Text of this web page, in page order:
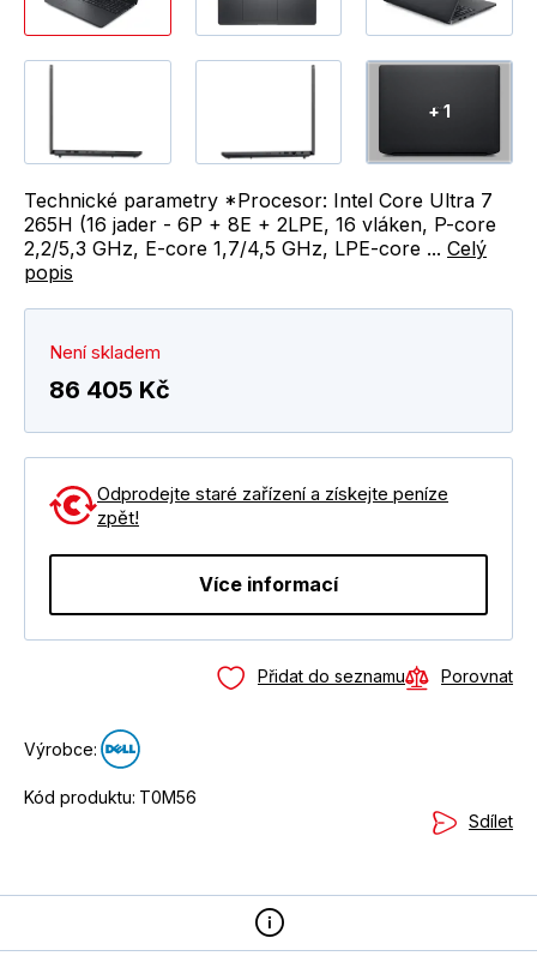
+ 1
Technické parametry *Procesor: Intel Core Ultra 7
265H (16 jader - 6P + 8E + 2LPE, 16 vláken, P-core
2,2/5,3 GHz, E-core 1,7/4,5 GHz, LPE-core ... Celý
popis
Není skladem
86 405 Kč
Odprodejte staré zařízení a získejte peníze
zpět!
Více informací
Přidat do seznamu Porovnat
Výrobce:
Kód produktu: T0M56
Sdílet